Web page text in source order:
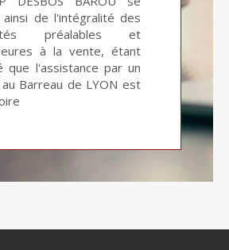
ainsi de l'intégralité des
préalables et
à la vente, étant
que l'assistance par un
Barreau de LYON est